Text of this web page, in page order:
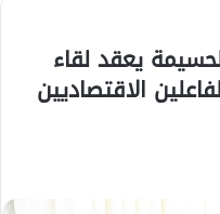
يعقد لقاء
الاقتصاديين